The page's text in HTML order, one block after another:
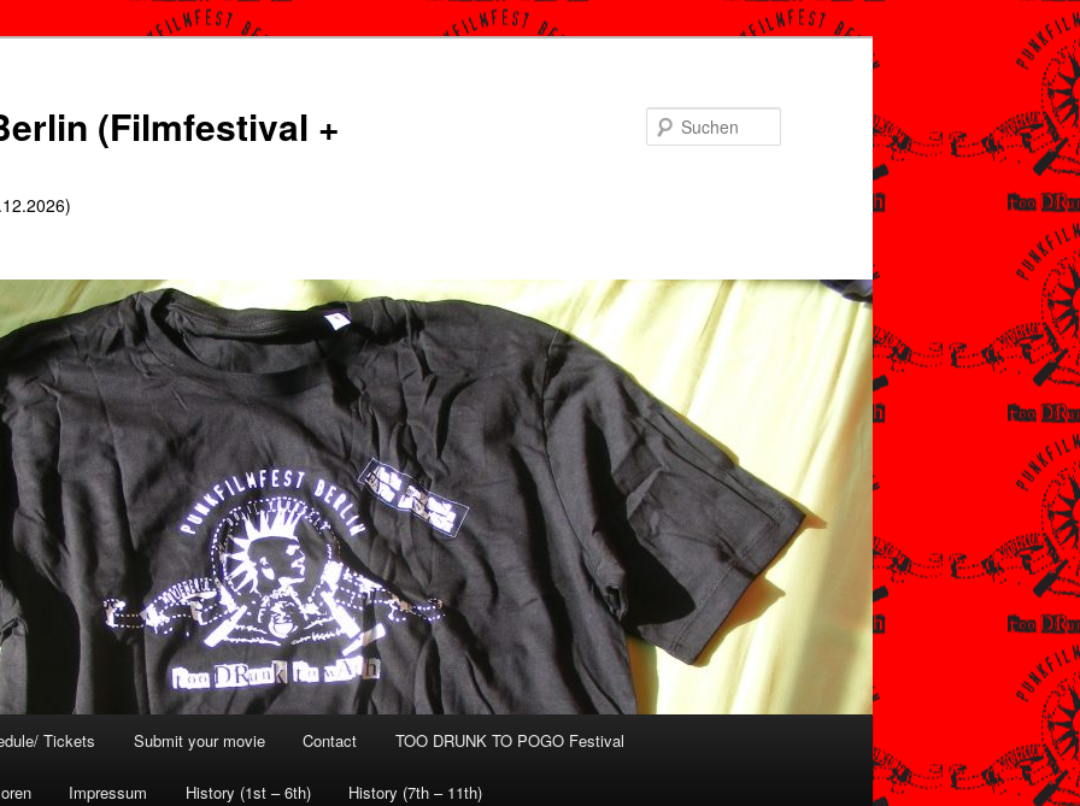
(Filmfestival +
Tickets Submit your movie Contact TOO DRUNK TO POGO Festival
Impressum History (1st – 6th) History (7th – 11th)